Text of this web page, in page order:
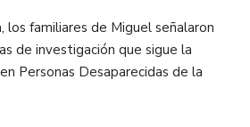
los familiares de Miguel señalaron
de investigación que sigue la
Personas Desaparecidas de la